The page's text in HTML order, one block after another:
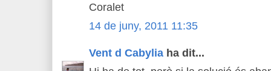
Coralet
14 de juny, 2011 11:35
Vent d Cabylia ha dit...